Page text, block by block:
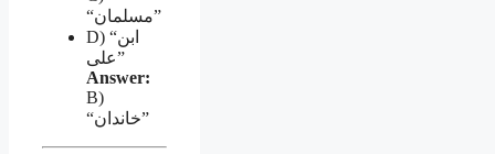
“مسلمان”
D) “ابن
علی”
Answer:
B)
“خاندان”